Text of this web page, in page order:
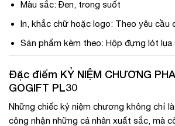
Màu sắc: Đen, trong suốt
In, khắc chữ hoặc logo: Theo yêu cầu
Sản phẩm kèm theo: Hộp đựng lót lụa
Đặc điểm KỶ NIỆM CHƯƠNG
GOGIFT PL30
Những chiếc kỷ niệm chương không chỉ
công nhận những cá nhân xuất sắc, mà